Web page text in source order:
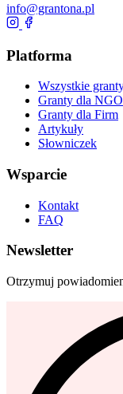
info@grantona.pl
Platforma
Wszystkie
Granty dla NGO
Granty dla Firm
Artykuły
Słowniczek
Wsparcie
Kontakt
FAQ
Newsletter
Otrzymuj